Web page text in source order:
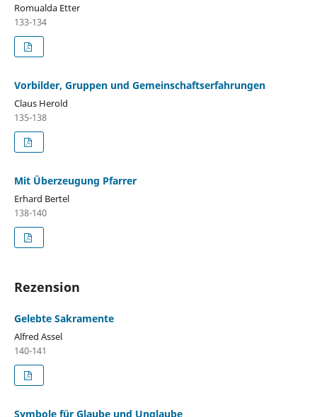
Romualda Etter
133-134
Vorbilder, Gruppen und Gemeinschaftserfahrungen
Claus Herold
135-138
Mit Überzeugung Pfarrer
Erhard Bertel
138-140
Rezension
Gelebte Sakramente
Alfred Assel
140-141
Symbole für Glaube und Unglaube